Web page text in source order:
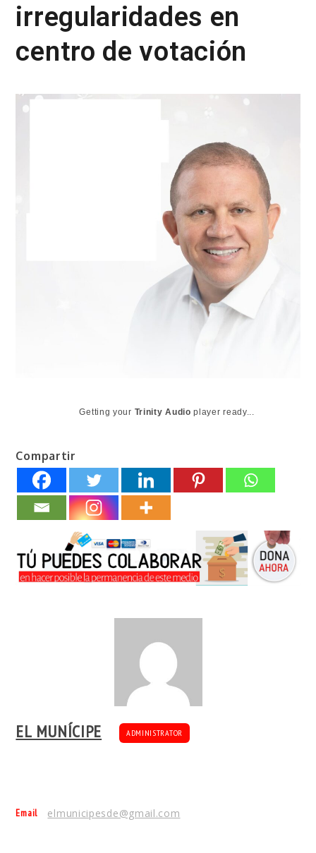
irregularidades en
centro de votación
Getting your Trinity Audio player ready...
Compartir
EL MUNÍCIPE ADMINISTRATOR
Email elmunicipesde@gmail.com